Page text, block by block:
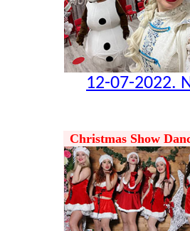
12-07-2022.
Christmas Show